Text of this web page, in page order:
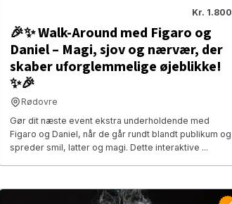
Kr. 1.800
🎉✨ Walk-Around med Figaro og
Daniel – Magi, sjov og nærvær, der
skaber uforglemmelige øjeblikke!
✨🎉
Rødovre
Gør dit næste event ekstra underholdende med
Figaro og Daniel, når de går rundt blandt publikum og
spreder smil, latter og magi. Dette interaktive ...